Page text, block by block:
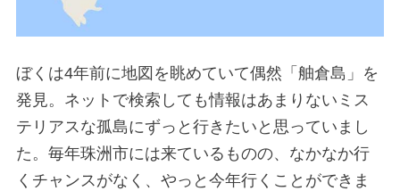
ぼくは4年前に地図を眺めていて偶然「舳倉島」を
発見。ネットで検索しても情報はあまりないミス
テリアスな孤島にずっと行きたいと思っていまし
た。毎年珠洲市には来ているものの、なかなか行
くチャンスがなく、やっと今年行くことができま